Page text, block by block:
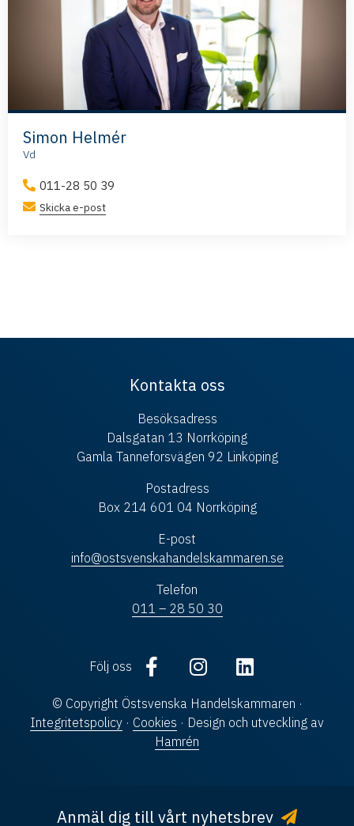
Simon Helmér
Vd
011-28 50 39
Skicka e-post
Kontakta oss
Besöksadress
Dalsgatan 13 Norrköping
Gamla Tanneforsvägen 92 Linköping
Postadress
Box 214 601 04 Norrköping
E-post
info@ostsvenskahandelskammaren.se
Telefon
011 – 28 50 30
Följ oss
© Copyright Östsvenska Handelskammaren ·
Integritetspolicy · Cookies · Design och utveckling av
Hamrén
Anmäl dig till vårt nyhetsbrev